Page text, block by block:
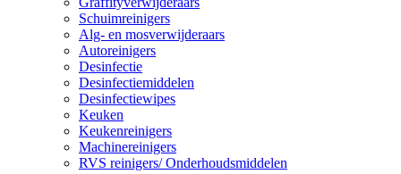
Schuimreinigers
Alg- en mosverwijderaars
Autoreinigers
Desinfectie
Desinfectiemiddelen
Desinfectiewipes
Keuken
Keukenreinigers
Machinereinigers
RVS reinigers/ Onderhoudsmiddelen